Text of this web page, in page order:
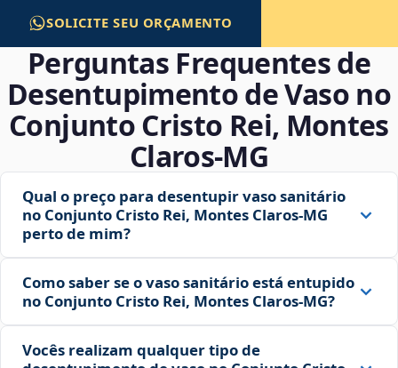
SOLICITE SEU ORÇAMENTO
Perguntas Frequentes de
Desentupimento de Vaso no
Conjunto Cristo Rei, Montes
Claros‑MG
Qual o preço para desentupir vaso sanitário
no Conjunto Cristo Rei, Montes Claros‑MG
perto de mim?
Como saber se o vaso sanitário está entupido
no Conjunto Cristo Rei, Montes Claros‑MG?
Vocês realizam qualquer tipo de